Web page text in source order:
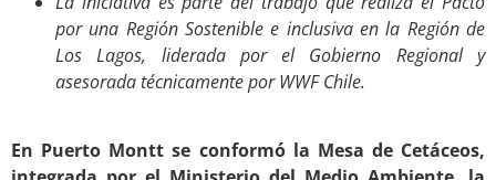
por una Región Sostenible e inclusiva en la Región de
Los Lagos, liderada por el Gobierno Regional y
asesorada técnicamente por WWF Chile.
En Puerto Montt se conformó la Mesa de Cetáceos,